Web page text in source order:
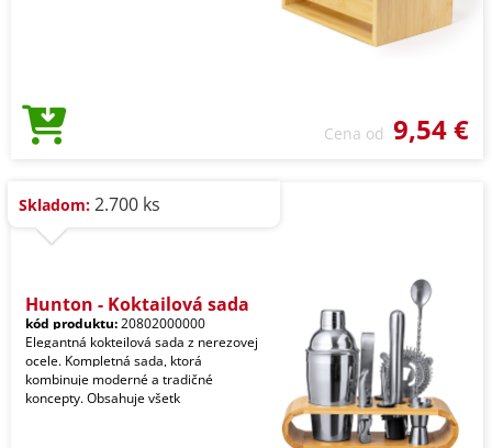
Cena od 9,54 €
Skladom: 2.700 ks
Hunton - Koktailová sada
kód produktu:20802000000
Elegantná kokteilová sada z nerezovej
ocele. Kompletná sada, ktorá
kombinuje moderné a tradičné
koncepty. Obsahuje všetk